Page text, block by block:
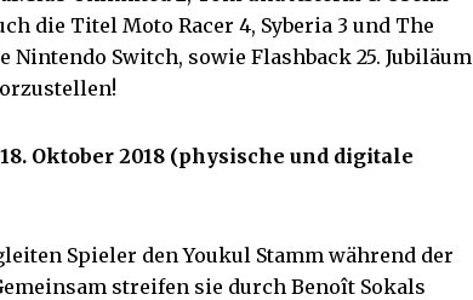
die Titel Moto Racer 4, Syberia 3 und The
Nintendo Switch, sowie Flashback 25. Jubiläum
Oktober 2018 (physische und digitale
Spieler den Youkul Stamm während der
streifen sie durch Benoît Sokals